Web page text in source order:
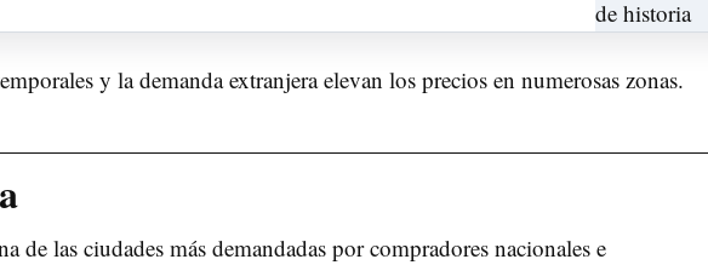
y la demanda extranjera elevan los precios en numerosas zonas.
de las ciudades más demandadas por compradores nacionales e